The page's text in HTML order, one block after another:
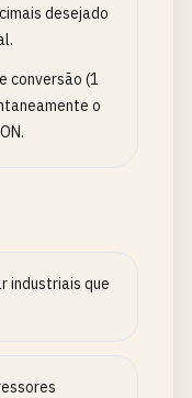
desejado
conversão (1
o
industriais que